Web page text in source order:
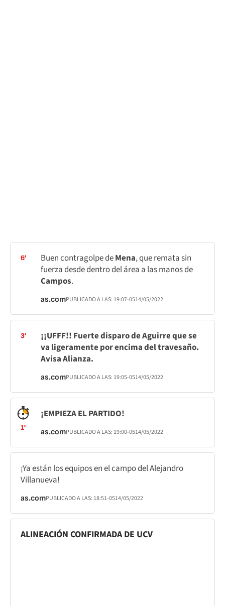
6' Buen contragolpe deMena, que remata sin
fuerza desde dentro del área a las manos de
Campos.
as.comPUBLICADO A LAS: 19:07-0514/05/2022
3'
¡¡UFFF!! Fuerte disparo de Aguirre que se
va ligeramente por encima del travesaño.
Avisa Alianza.
as.comPUBLICADO A LAS: 19:05-0514/05/2022
1'
¡EMPIEZA EL PARTIDO!
as.comPUBLICADO A LAS: 19:00-0514/05/2022
¡Ya están los equipos en el campo del Alejandro
Villanueva!
as.comPUBLICADO A LAS: 18:51-0514/05/2022
ALINEACIÓN CONFIRMADA DE UCV